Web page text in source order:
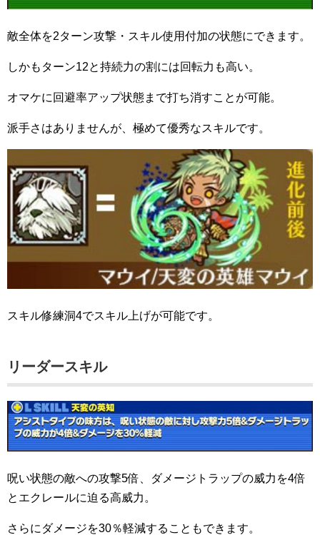
敵全体を2ターン攻撃・スキル使用付加の状態にできます。
しかもターン12と持続力の割には回転力も高い。
オマケに回避率アップ状態まで打ち消すことが可能。
派手さはありませんが、極めて優秀なスキルです。
スキル修練洞4でスキル上げが可能です。
リーダースキル
呪い状態の敵への攻撃5倍、ダメージトラップの威力を4倍
とエクレールに迫る高威力。
さらにダメージを30％軽減することもできます。